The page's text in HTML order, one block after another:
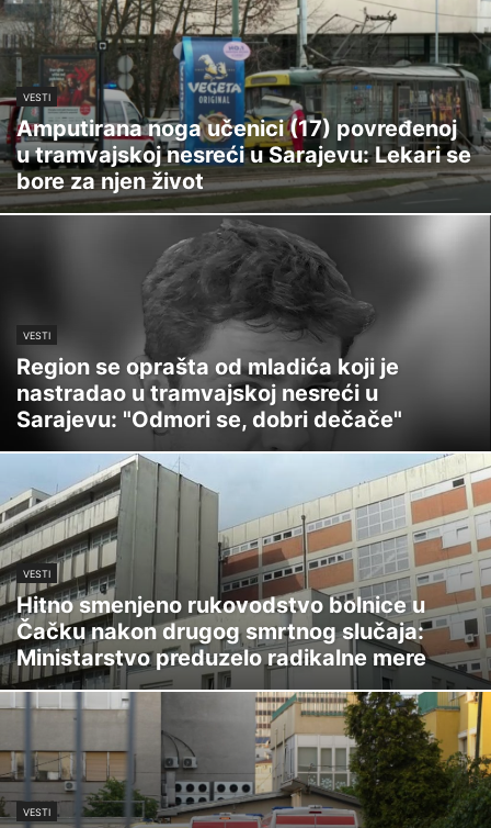
VESTI
Amputirana noga učenici (17) povređenoj
u tramvajskoj nesreći u Sarajevu: Lekari se
bore za njen život
VESTI
Region se oprašta od mladića koji je
nastradao u tramvajskoj nesreći u
Sarajevu: "Odmori se, dobri dečače"
VESTI
Hitno smenjeno rukovodstvo bolnice u
Čačku nakon drugog smrtnog slučaja:
Ministarstvo preduzelo radikalne mere
VESTI